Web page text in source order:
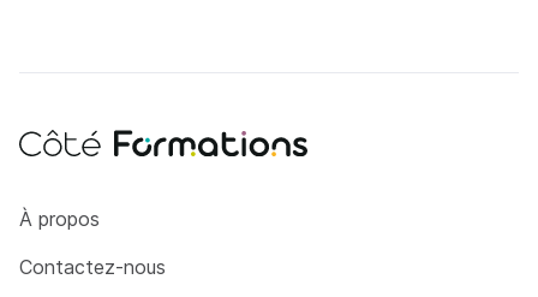
Côté Formations
À propos
Contactez-nous